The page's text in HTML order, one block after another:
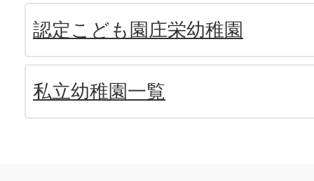
認定こども園庄栄幼稚園
私立幼稚園一覧